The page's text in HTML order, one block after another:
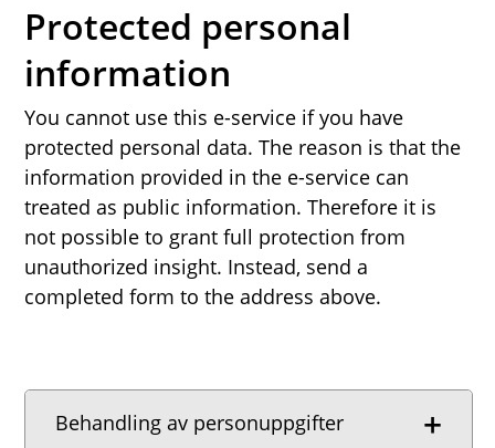
Protected personal
information
You cannot use this e-service if you have
protected personal data. The reason is that the
information provided in the e-service can
treated as public information. Therefore it is
not possible to grant full protection from
unauthorized insight. Instead, send a
completed form to the address above.
Behandling av personuppgifter